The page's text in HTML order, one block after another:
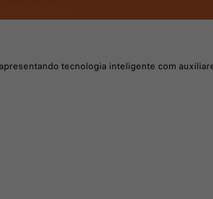
tecnologia inteligente com